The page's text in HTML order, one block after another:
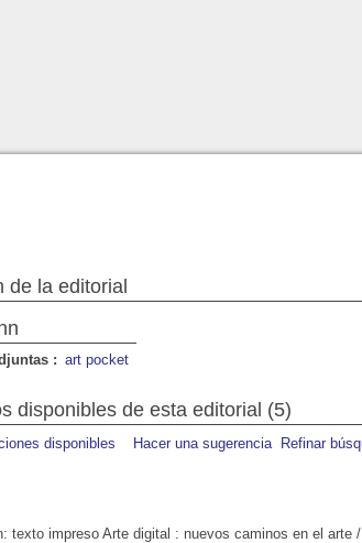
de la editorial
: art pocket
disponibles de esta editorial (5)
Hacer una sugerencia Refinar
Arte digital : nuevos caminos en el arte /